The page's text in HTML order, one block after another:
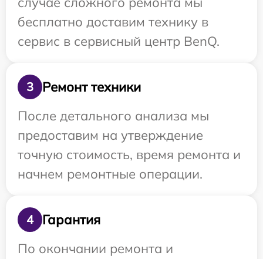
бесплатно доставим технику в
сервис в сервисный центр BenQ.
3
Ремонт техники
После детального анализа мы
предоставим на утверждение
точную стоимость, время ремонта и
начнем ремонтные операции.
4
Гарантия
По окончании ремонта и